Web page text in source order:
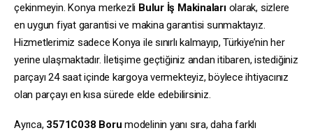
çekinmeyin. Konya merkezli Bulur İş Makinalarıolarak, sizlere
en uygun fiyat garantisi ve makina garantisi sunmaktayız.
Hizmetlerimiz sadece Konya ile sınırlı kalmayıp, Türkiye’nin her
yerine ulaşmaktadır. İletişime geçtiğiniz andan itibaren, istediğiniz
parçayı 24 saat içinde kargoya vermekteyiz, böylece ihtiyacınız
olan parçayı en kısa sürede elde edebilirsiniz.
Ayrıca, 3571C038 Boru modelinin yanı sıra, daha farklı